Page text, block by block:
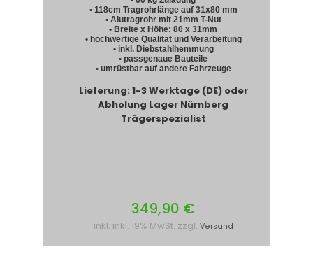
• 118cm Tragrohrlänge auf 31x80 mm
• Alutragrohr mit 21mm T-Nut
• Breite x Höhe: 80 x 31mm
• hochwertige Qualität und Verarbeitung
• inkl. Diebstahlhemmung
• passgenaue Bauteile
• umrüstbar auf andere Fahrzeuge
Lieferung: 1-3 Werktage (DE) oder
Abholung Lager Nürnberg
Trägerspezialist
349,90 €
inkl. inkl. 19% MwSt. zzgl. Versand